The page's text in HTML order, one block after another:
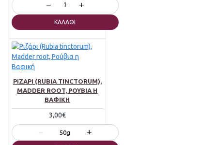
− +
ΚΑΛΆΘΙ
ΡΙΖΆΡΙ (RUBIA TINCTORUM),
MADDER ROOT, ΡΟΎΒΙΑ Η
ΒΑΦΙΚΉ
3,00€
− 50g +